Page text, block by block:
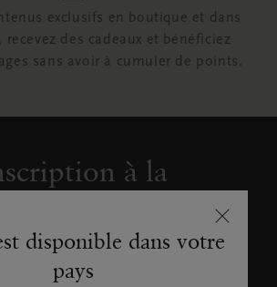
disponible dans votre
pays
exclusifs en boutique et dans
recevez des cadeaux et bénéficiez
sans avoir à cumuler de points.
à la
Rituals
vous pour connaître